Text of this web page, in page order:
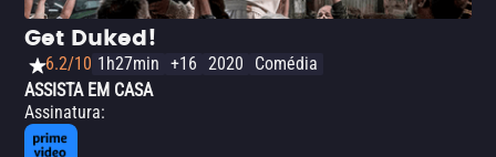
Get Duked!
6.2/10 1h27min +16 2020
Comédia
ASSISTA EM CASA
Assinatura: